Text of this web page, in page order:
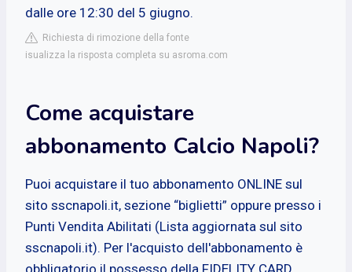
dalle ore 12:30 del 5 giugno.
Richiesta di rimozione della fonte
isualizza la risposta completa su asroma.com
Come acquistare
abbonamento Calcio Napoli?
Puoi acquistare il tuo abbonamento ONLINE sul
sito sscnapoli.it, sezione “biglietti” oppure presso i
Punti Vendita Abilitati (Lista aggiornata sul sito
sscnapoli.it). Per l'acquisto dell'abbonamento è
obbligatorio il possesso della FIDELITY CARD.